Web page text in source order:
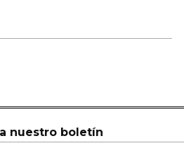
nuestro boletín